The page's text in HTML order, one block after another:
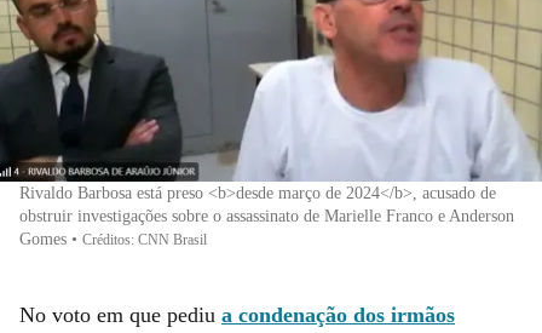
Rivaldo Barbosa está preso <b>desde março de 2024</b>, acusado de
obstruir investigações sobre o assassinato de Marielle Franco e Anderson
Gomes • Créditos: CNN Brasil
No voto em que pediu a condenação dos irmãos